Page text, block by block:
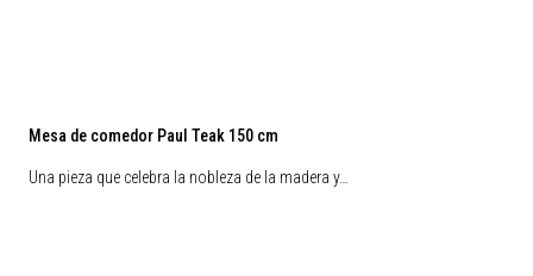
Mesa de comedor Paul Teak 150 cm
Una pieza que celebra la nobleza de la madera y…